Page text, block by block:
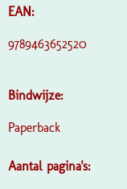
EAN:
9789463652520
Bindwijze:
Paperback
Aantal pagina's: